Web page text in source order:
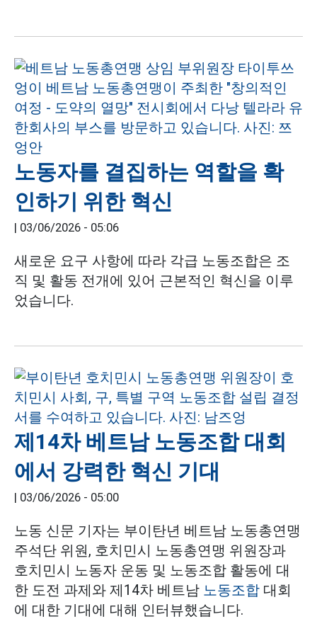
노동자를 결집하는 역할을 확
인하기 위한 혁신
| 03/06/2026 - 05:06
새로운 요구 사항에 따라 각급 노동조합은 조
직 및 활동 전개에 있어 근본적인 혁신을 이루
었습니다.
제14차 베트남 노동조합 대회
에서 강력한 혁신 기대
| 03/06/2026 - 05:00
노동 신문 기자는 부이탄년 베트남 노동총연맹
주석단 위원, 호치민시 노동총연맹 위원장과
호치민시 노동자 운동 및 노동조합 활동에 대
한 도전 과제와 제14차 베트남 노동조합 대회
에 대한 기대에 대해 인터뷰했습니다.